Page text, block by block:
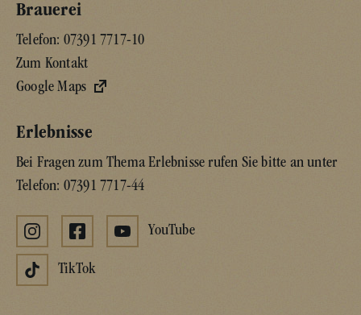
Brauerei
Telefon: 07391 7717-10
Zum Kontakt
Google Maps
Erlebnisse
Bei Fragen zum Thema Erlebnisse rufen Sie bitte an unter
Telefon: 07391 7717-44
YouTube
TikTok